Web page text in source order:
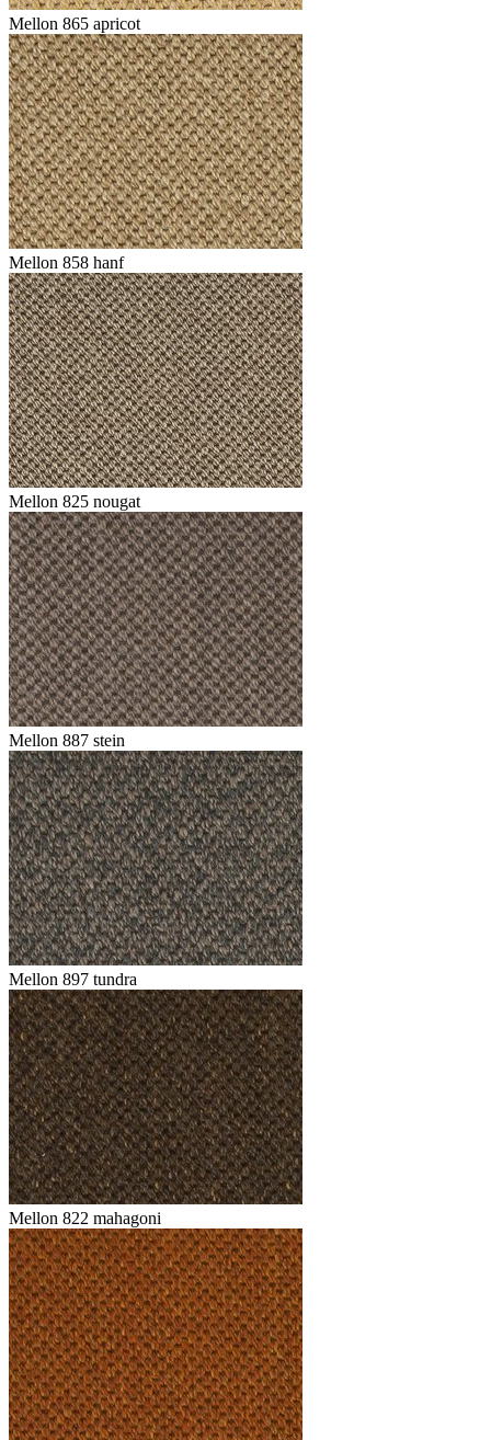
Mellon 865 apricot
Mellon 858 hanf
Mellon 825 nougat
Mellon 887 stein
Mellon 897 tundra
Mellon 822 mahagoni